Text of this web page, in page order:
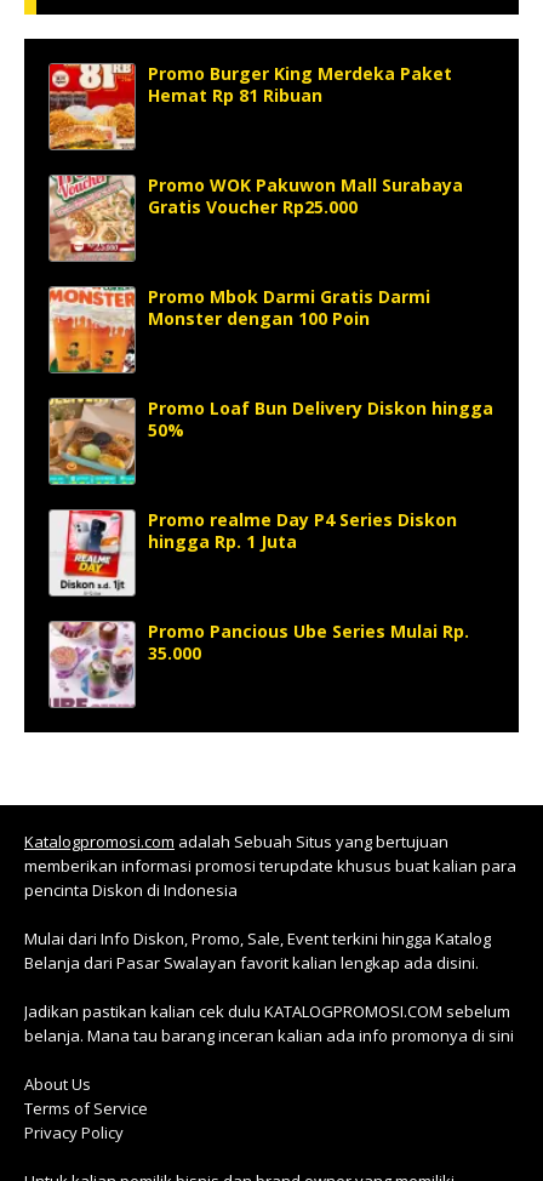
Promo Burger King Merdeka Paket
Hemat Rp 81 Ribuan
Promo WOK Pakuwon Mall Surabaya
Gratis Voucher Rp25.000
Promo Mbok Darmi Gratis Darmi
Monster dengan 100 Poin
Promo Loaf Bun Delivery Diskon hingga
50%
Promo realme Day P4 Series Diskon
hingga Rp. 1 Juta
Promo Pancious Ube Series Mulai Rp.
35.000
Katalogpromosi.com adalah Sebuah Situs yang bertujuan
memberikan informasi promosi terupdate khusus buat kalian para
pencinta Diskon di Indonesia
Mulai dari Info Diskon, Promo, Sale, Event terkini hingga Katalog
Belanja dari Pasar Swalayan favorit kalian lengkap ada disini.
Jadikan pastikan kalian cek dulu KATALOGPROMOSI.COM sebelum
belanja. Mana tau barang inceran kalian ada info promonya di sini
About Us
Terms of Service
Privacy Policy